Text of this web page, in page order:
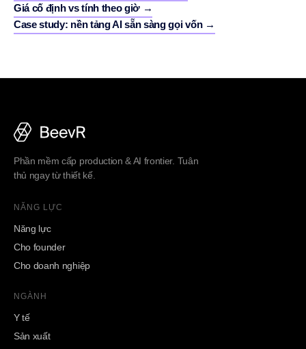
Giá cố định vs tính theo giờ →
Case study: nền tảng AI sẵn sàng gọi vốn→
Phần mềm cấp production & AI frontier. Tuân
thủ ngay từ thiết kế.
NĂNG LỰC
Năng lực
Cho founder
Cho doanh nghiệp
NGÀNH
Y tế
Sản xuất